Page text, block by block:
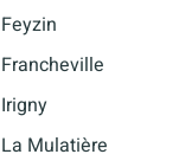
Feyzin
Francheville
Irigny
La Mulatière